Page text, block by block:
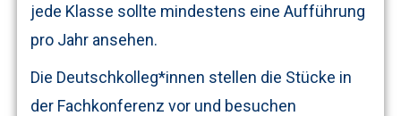
jede Klasse sollte mindestens eine Aufführung
pro Jahr ansehen.
Die Deutschkolleg*innen stellen die Stücke in
der Fachkonferenz vor und besuchen